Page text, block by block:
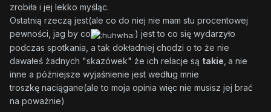
zrobiła i jej lekko myśląc.
Ostatnią rzeczą jest(ale co do niej nie mam stu procentowej
pewności, jag by co
) jest to co się wydarzyło
podczas spotkania, a tak dokładniej chodzi o to że nie
dawałeś żadnych "skazówek" że ich relacje są takie a nie
inne a późniejsze wyjaśnienie jest według mnie
troszkę naciągane(ale to moja opinia więc nie musisz jej brać
na poważnie)